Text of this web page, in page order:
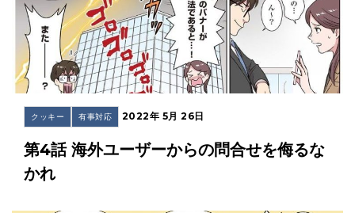
クッキー 有事対応 2022年 5月 26日
第4話 海外ユーザーからの問合せを侮るな
かれ